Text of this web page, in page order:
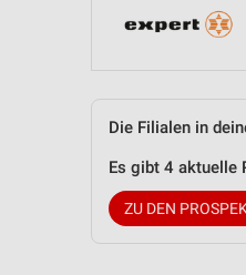
Die Filialen in
Es gibt 4 aktuelle
ZU DEN